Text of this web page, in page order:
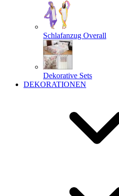
Schlafanzug Overall
Dekorative Sets
DEKORATIONEN